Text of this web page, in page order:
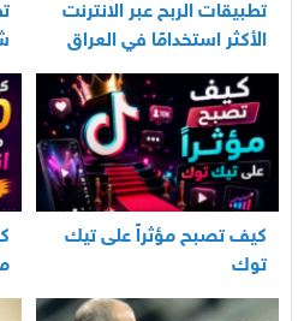
تطبيقات الربح عبر الانترنت
الأكثر استخدامًا في العراق
كيف تصبح مؤثراً على تيك
توك